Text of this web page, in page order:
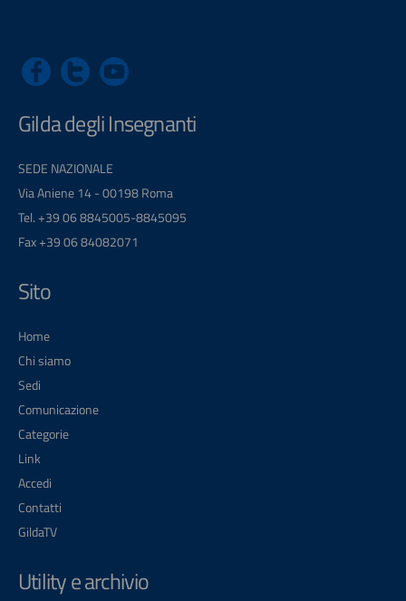
Gilda degli Insegnanti
SEDE NAZIONALE
Via Aniene 14 - 00198 Roma
Tel. +39 06 8845005-8845095
Fax +39 06 84082071
Sito
Home
Chi siamo
Sedi
Comunicazione
Categorie
Link
Accedi
Contatti
GildaTV
Utility e archivio